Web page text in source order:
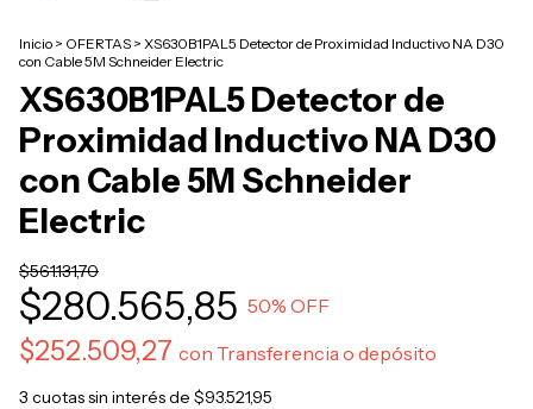
Inicio > OFERTAS > XS630B1PAL5 Detector de Proximidad Inductivo NA D30
con Cable 5M Schneider Electric
XS630B1PAL5 Detector de
Proximidad Inductivo NA D30
con Cable 5M Schneider
Electric
$561.131,70
$280.565,85 50% OFF
$252.509,27 con Transferencia o depósito
3 cuotas sin interés de $93.521,95